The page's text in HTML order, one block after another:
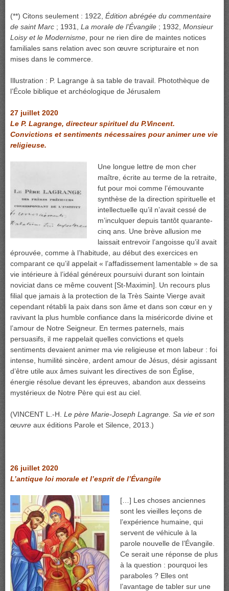
(**) Citons seulement : 1922, Édition abrégée du commentaire
de saint Marc ; 1931, La morale de l’Évangile ; 1932, Monsieur
Loisy et le Modernisme , pour ne rien dire de maintes notices
familiales sans relation avec son œuvre scripturaire et non
mises dans le commerce.
Illustration : P. Lagrange à sa table de travail. Photothèque de
l’École biblique et archéologique de Jérusalem
27 juillet 2020
Le P. Lagrange, directeur spirituel du P.Vincent.
Convictions et sentiments nécessaires pour animer une vie
religieuse.
Une longue lettre de mon cher
maître, écrite au terme de la retraite,
fut pour moi comme l’émouvante
synthèse de la direction spirituelle et
intellectuelle qu’il n’avait cessé de
m’inculquer depuis tantôt quarante-
cinq ans. Une brève allusion me
laissait entrevoir l’angoisse qu’il avait
éprouvée, comme à l’habitude, au début des exercices en
comparant ce qu’il appelait « l’affadissement lamentable » de sa
vie intérieure à l’idéal généreux poursuivi durant son lointain
noviciat dans ce même couvent [St-Maximin]. Un recours plus
filial que jamais à la protection de la Très Sainte Vierge avait
cependant rétabli la paix dans son âme et dans son cœur en y
ravivant la plus humble confiance dans la miséricorde divine et
l’amour de Notre Seigneur. En termes paternels, mais
persuasifs, il me rappelait quelles convictions et quels
sentiments devaient animer ma vie religieuse et mon labeur : foi
intense, humilité sincère, ardent amour de Jésus, désir agissant
d’être utile aux âmes suivant les directives de son Église,
énergie résolue devant les épreuves, abandon aux desseins
mystérieux de Notre Père qui est au ciel.
(VINCENT L.-H. Le père Marie-Joseph Lagrange. Sa vie et son
œuvre aux éditions Parole et Silence, 2013.)
26 juillet 2020
L’antique loi morale et l’esprit de l’Évangile
[…] Les choses anciennes
sont les vieilles leçons de
l’expérience humaine, qui
servent de véhicule à la
parole nouvelle de l’Évangile.
Ce serait une réponse de plus
à la question : pourquoi les
paraboles ? Elles ont
l’avantage de tabler sur une